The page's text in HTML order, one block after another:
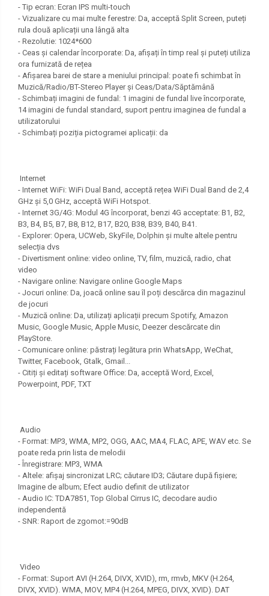
- Tip ecran: Ecran IPS multi-touch
- Vizualizare cu mai multe ferestre: Da, acceptă Split Screen, puteți
rula două aplicații una lângă alta
- Rezolutie: 1024*600
- Ceas și calendar încorporate: Da, afișați în timp real și puteți utiliza
ora furnizată de rețea
- Afișarea barei de stare a meniului principal: poate fi schimbat în
Muzică/Radio/BT-Stereo Player și Ceas/Data/Săptămână
- Schimbați imagini de fundal: 1 imagini de fundal live încorporate,
14 imagini de fundal standard, suport pentru imaginea de fundal a
utilizatorului
- Schimbați poziția pictogramei aplicații: da
Internet
- Internet WiFi: WiFi Dual Band, acceptă rețea WiFi Dual Band de 2,4
GHz și 5,0 GHz, acceptă WiFi Hotspot.
- Internet 3G/4G: Modul 4G încorporat, benzi 4G acceptate: B1, B2,
B3, B4, B5, B7, B8, B12, B17, B20, B38, B39, B40, B41.
- Explorer: Opera, UCWeb, SkyFile, Dolphin și multe altele pentru
selecția dvs
- Divertisment online: video online, TV, film, muzică, radio, chat
video
- Navigare online: Navigare online Google Maps
- Jocuri online: Da, joacă online sau îl poți descărca din magazinul
de jocuri
- Muzică online: Da, utilizați aplicații precum Spotify, Amazon
Music, Google Music, Apple Music, Deezer descărcate din
PlayStore.
- Comunicare online: păstrați legătura prin WhatsApp, WeChat,
Twitter, Facebook, Gtalk, Gmail...
- Citiți și editați software Office: Da, acceptă Word, Excel,
Powerpoint, PDF, TXT
Audio
- Format: MP3, WMA, MP2, OGG, AAC, MA4, FLAC, APE, WAV etc. Se
poate reda prin lista de melodii
- Înregistrare: MP3, WMA
- Altele: afișaj sincronizat LRC; căutare ID3; Căutare după fișiere;
Imagine de album; Efect audio definit de utilizator
- Audio IC: TDA7851, Top Global Cirrus IC, decodare audio
independentă
- SNR: Raport de zgomot:=90dB
Video
- Format: Suport AVI (H.264, DIVX, XVID), rm, rmvb, MKV (H.264,
DIVX, XVID). WMA, MOV, MP4 (H.264, MPEG, DIVX, XVID). DAT